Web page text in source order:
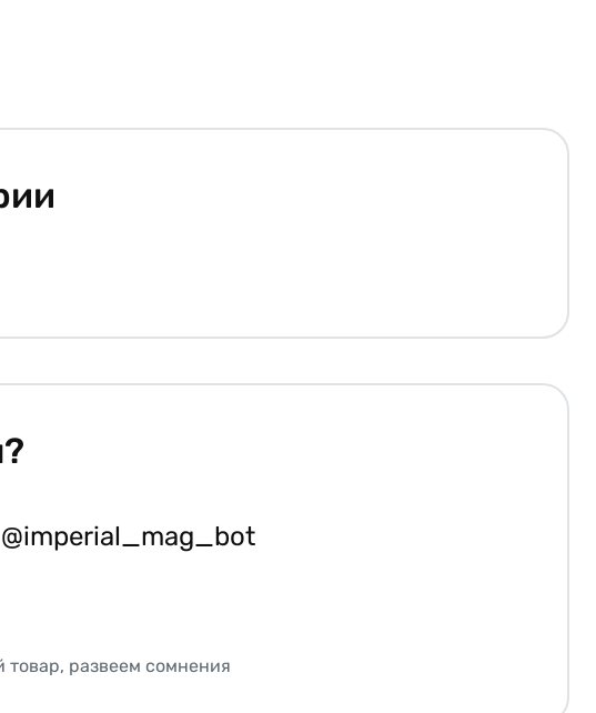
@imperial_mag_bot
развеем сомнения